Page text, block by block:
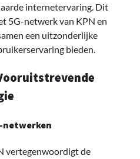
internetervaring. Dit
5G-netwerk van KPN en
een uitzonderlijke
bieden.
netwerken
vertegenwoordigt de